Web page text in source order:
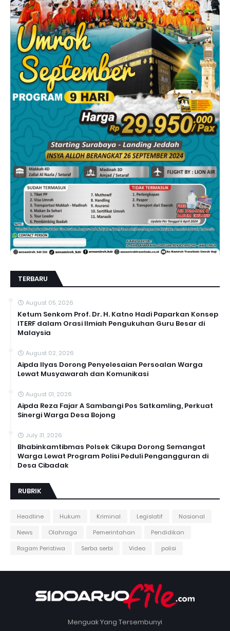
TERBARU
August 05, 2026
Ketum Senkom Prof. Dr. H. Katno Hadi Paparkan Konsep
ITERF dalam Orasi Ilmiah Pengukuhan Guru Besar di
Malaysia
August 02, 2026
Aipda Ilyas Dorong Penyelesaian Persoalan Warga
Lewat Musyawarah dan Komunikasi
August 01, 2026
Aipda Reza Fajar A Sambangi Pos Satkamling, Perkuat
Sinergi Warga Desa Bojong
July 31, 2026
Bhabinkamtibmas Polsek Cikupa Dorong Semangat
Warga Lewat Program Polisi Peduli Pengangguran di
Desa Cibadak
RUBRIK
Headline Hukum Kriminal Legislatif
Nasional
News
Olahraga Pemerintahan
Pendidikan
Ragam Peristiwa
Serba serbi Video polisi
Menguak Yang Tersembunyi